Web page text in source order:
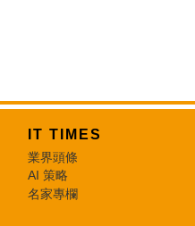
IT TIMES
業界頭條
AI 策略
名家專欄